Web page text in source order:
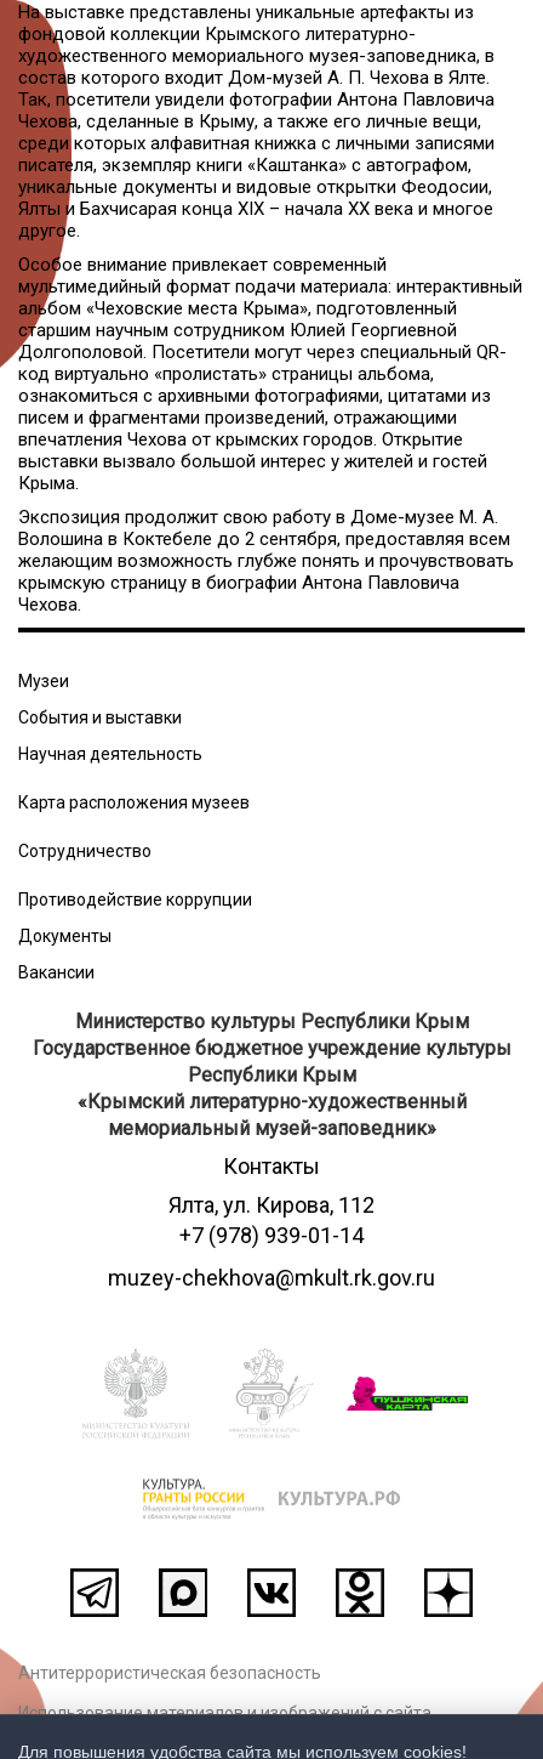
На выставке представлены уникальные артефакты из
фондовой коллекции Крымского литературно-
художественного мемориального музея-заповедника, в
состав которого входит Дом-музей А. П. Чехова в Ялте.
Так, посетители увидели фотографии Антона Павловича
Чехова, сделанные в Крыму, а также его личные вещи,
среди которых алфавитная книжка с личными записями
писателя, экземпляр книги «Каштанка» с автографом,
уникальные документы и видовые открытки Феодосии,
Ялты и Бахчисарая конца XIX – начала XX века и многое
другое.
Особое внимание привлекает современный
мультимедийный формат подачи материала: интерактивный
альбом «Чеховские места Крыма», подготовленный
старшим научным сотрудником Юлией Георгиевной
Долгополовой. Посетители могут через специальный QR-
код виртуально «пролистать» страницы альбома,
ознакомиться с архивными фотографиями, цитатами из
писем и фрагментами произведений, отражающими
впечатления Чехова от крымских городов. Открытие
выставки вызвало большой интерес у жителей и гостей
Крыма.
Экспозиция продолжит свою работу в Доме-музее М. А.
Волошина в Коктебеле до 2 сентября, предоставляя всем
желающим возможность глубже понять и прочувствовать
крымскую страницу в биографии Антона Павловича
Чехова.
Музеи
События и выставки
Научная деятельность
Карта расположения музеев
Сотрудничество
Противодействие коррупции
Документы
Вакансии
Министерство культуры Республики Крым
Государственное бюджетное учреждение культуры
Республики Крым
​«Крымский литературно-художественный
мемориальный музей-заповедник»
Контакты
Ялта, ул. Кирова, 112
+7 (978) 939-01-14
muzey-chekhova@mkult.rk.gov.ru
Антитеррористическая безопасность
Использование материалов и изображений с сайта
Для повышения удобства сайта мы используем cookies!